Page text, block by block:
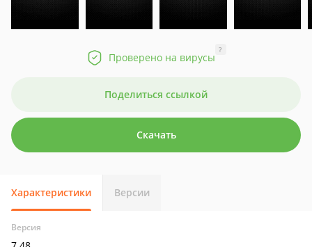
Проверено на вирусы
?
Поделиться ссылкой
Скачать
Характеристики Версии
Версия